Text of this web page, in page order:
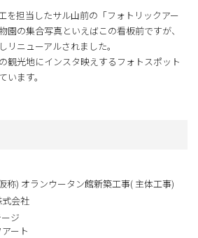
を担当したサル山前の「フォトリックアー
園の集合写真といえばこの看板前ですが、
リニューアルされました。
観光地にインスタ映えするフォトスポット
ます。
称) オランウータン館新築工事( 主体工事)
会社
ジ
ート